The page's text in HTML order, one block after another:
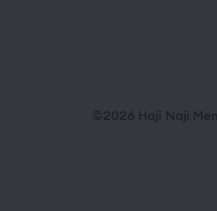
©2026 Haji Naji